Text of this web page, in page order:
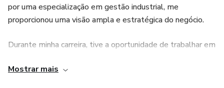
por uma especialização em gestão industrial, me
proporcionou uma visão ampla e estratégica do negócio.
Durante minha carreira, tive a oportunidade de trabalhar em
produção de ácidos como sulfúrico, fosfórico e clorídrico.
Mostrar mais